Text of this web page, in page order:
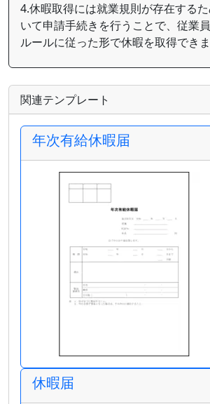
4.休暇取得には就業規則が存在する
いて申請手続きを行うことで、従業
ルールに従った形で休暇を取得できま
関連テンプレート
年次有給休暇届
休暇届